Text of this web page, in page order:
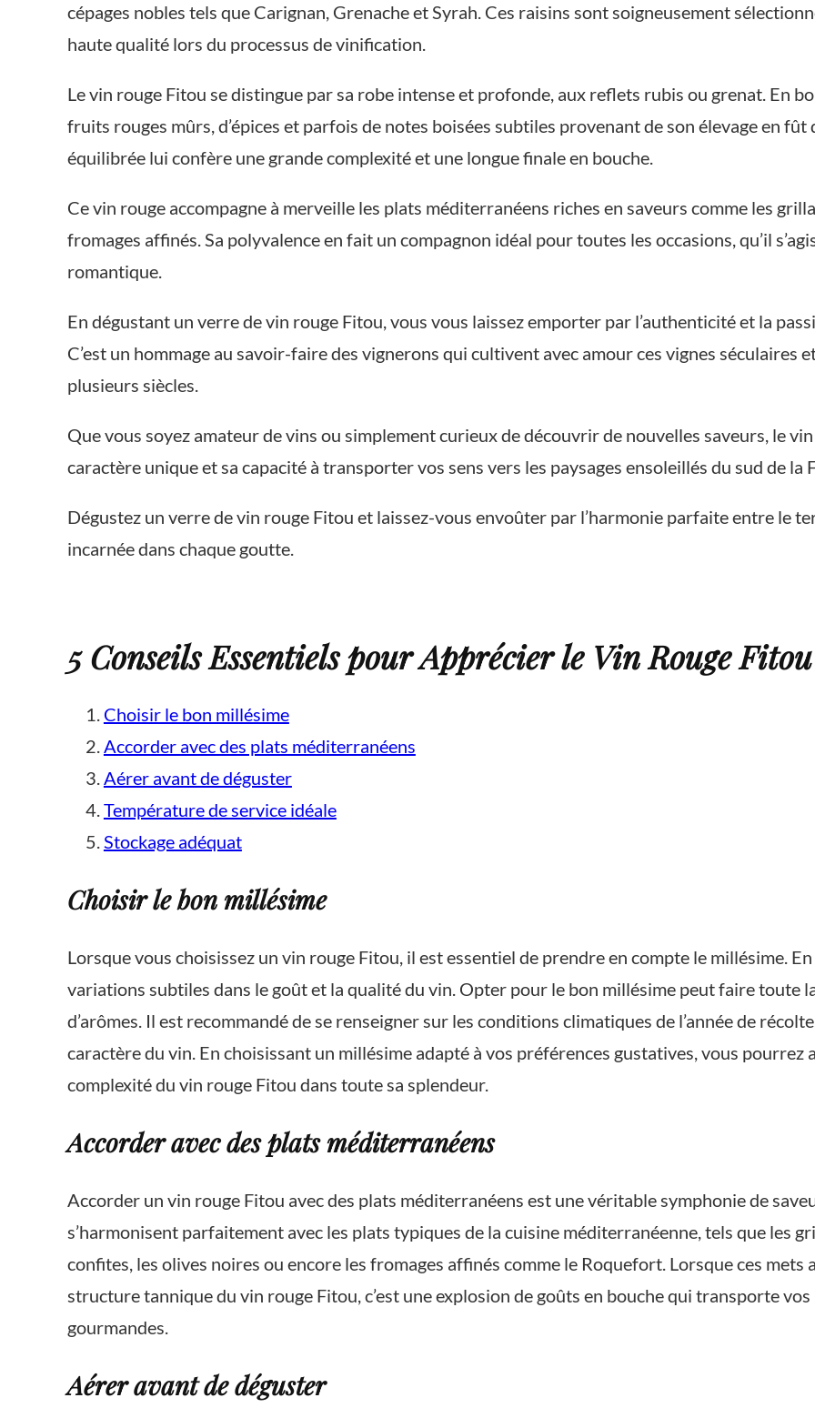
cépages nobles tels que Carignan, Grenache et Syrah. Ces raisins sont soigneusement
haute qualité lors du processus de vinification.
Le vin rouge Fitou se distingue par sa robe intense et profonde, aux reflets rubis ou grenat. En
fruits rouges mûrs, d’épices et parfois de notes boisées subtiles provenant de son élevage en
équilibrée lui confère une grande complexité et une longue finale en bouche.
Ce vin rouge accompagne à merveille les plats méditerranéens riches en saveurs comme les
fromages affinés. Sa polyvalence en fait un compagnon idéal pour toutes les occasions, qu’il
romantique.
En dégustant un verre de vin rouge Fitou, vous vous laissez emporter par l’authenticité et la
C’est un hommage au savoir-faire des vignerons qui cultivent avec amour ces vignes
plusieurs siècles.
Que vous soyez amateur de vins ou simplement curieux de découvrir de nouvelles saveurs, le
caractère unique et sa capacité à transporter vos sens vers les paysages ensoleillés du sud de la
Dégustez un verre de vin rouge Fitou et laissez-vous envoûter par l’harmonie parfaite entre le
incarnée dans chaque goutte.
5 Conseils Essentiels pour Apprécier le Vin Rouge Fitou
Choisir le bon millésime
Accorder avec des plats méditerranéens
Aérer avant de déguster
Température de service idéale
Stockage adéquat
Choisir le bon millésime
Lorsque vous choisissez un vin rouge Fitou, il est essentiel de prendre en compte le millésime.
variations subtiles dans le goût et la qualité du vin. Opter pour le bon millésime peut faire toute
d’arômes. Il est recommandé de se renseigner sur les conditions climatiques de l’année de
caractère du vin. En choisissant un millésime adapté à vos préférences gustatives, vous pourrez
complexité du vin rouge Fitou dans toute sa splendeur.
Accorder avec des plats méditerranéens
Accorder un vin rouge Fitou avec des plats méditerranéens est une véritable symphonie de
s’harmonisent parfaitement avec les plats typiques de la cuisine méditerranéenne, tels que les
confites, les olives noires ou encore les fromages affinés comme le Roquefort. Lorsque ces
structure tannique du vin rouge Fitou, c’est une explosion de goûts en bouche qui transporte
gourmandes.
Aérer avant de déguster